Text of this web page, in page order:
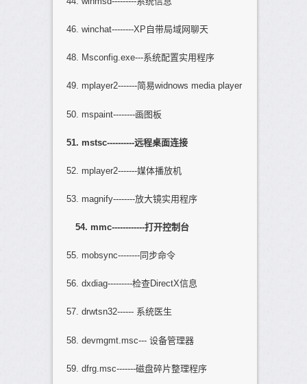
46. winchat--------XP自带局域网聊天
48. Msconfig.exe---系统配置实用程序
49. mplayer2-------简易widnows media player
50. mspaint--------画图板
51. mstsc----------远程桌面连接
52. mplayer2-------媒体播放机
53. magnify--------放大镜实用程序
54. mmc------------打开控制台
55. mobsync--------同步命令
56. dxdiag---------检查DirectX信息
57. drwtsn32------ 系统医生
58. devmgmt.msc--- 设备管理器
59. dfrg.msc-------磁盘碎片整理程序